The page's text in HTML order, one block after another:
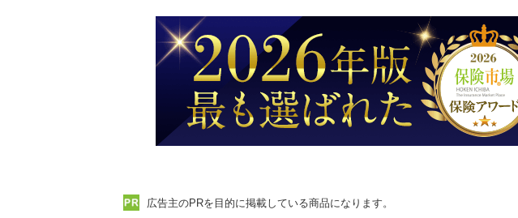
広告主のPRを目的に掲載している商品になります。